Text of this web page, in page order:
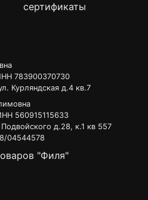
сертификаты
783900370730
Курляндская д.4 кв.7
560915115633
д.28, к.1 кв 557
04544578
"Филя"